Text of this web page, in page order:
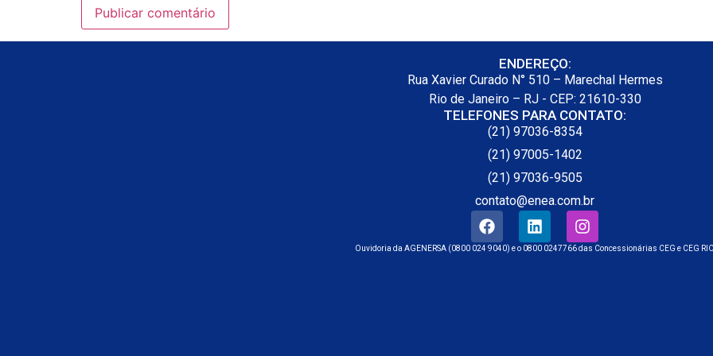
ENDEREÇO:
Rua Xavier Curado N° 510 – Marechal Hermes
Rio de Janeiro – RJ - CEP: 21610-330
TELEFONES PARA CONTATO:
(21) 97036-8354
(21) 97005-1402
(21) 97036-9505
contato@enea.com.br
Ouvidoria da AGENERSA (0800 024 9040) e o 0800 0247766 das Concessionárias CEG e CEG